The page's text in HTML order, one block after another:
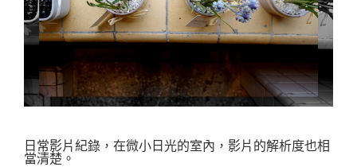
日常影片紀錄，在微小日光的室內，影片的解析度也相
當清楚。